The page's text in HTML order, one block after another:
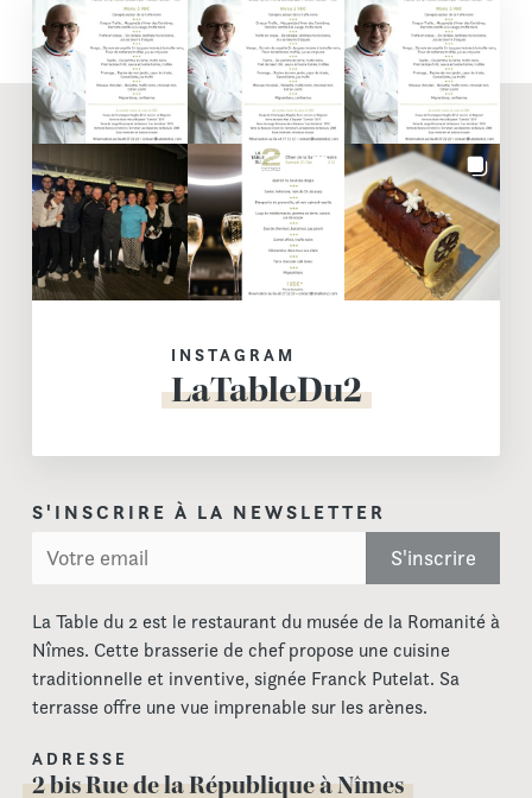
INSTAGRAM
LaTableDu2
S'INSCRIRE À LA NEWSLETTER
La Table du 2 est le restaurant du musée de la Romanité à
Nîmes. Cette brasserie de chef propose une cuisine
traditionnelle et inventive, signée Franck Putelat. Sa
terrasse offre une vue imprenable sur les arènes.
ADRESSE
2 bis Rue de la République à Nîmes